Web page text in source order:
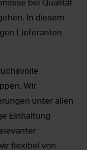
bei Qualität
In diesem
Lieferanten
Wir
unter allen
Einhaltung
flexibel von